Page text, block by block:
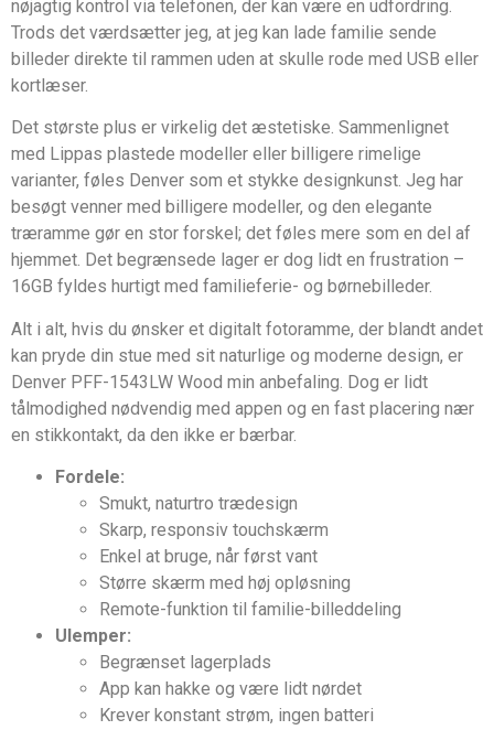
nøjagtig kontrol via telefonen, der kan være en udfordring.
Trods det værdsætter jeg, at jeg kan lade familie sende
billeder direkte til rammen uden at skulle rode med USB eller
kortlæser.
Det største plus er virkelig det æstetiske. Sammenlignet
med Lippas plastede modeller eller billigere rimelige
varianter, føles Denver som et stykke designkunst. Jeg har
besøgt venner med billigere modeller, og den elegante
træramme gør en stor forskel; det føles mere som en del af
hjemmet. Det begrænsede lager er dog lidt en frustration –
16GB fyldes hurtigt med familieferie- og børnebilleder.
Alt i alt, hvis du ønsker et digitalt fotoramme, der blandt andet
kan pryde din stue med sit naturlige og moderne design, er
Denver PFF-1543LW Wood min anbefaling. Dog er lidt
tålmodighed nødvendig med appen og en fast placering nær
en stikkontakt, da den ikke er bærbar.
Fordele:
Smukt, naturtro trædesign
Skarp, responsiv touchskærm
Enkel at bruge, når først vant
Større skærm med høj opløsning
Remote-funktion til familie-billeddeling
Ulemper:
Begrænset lagerplads
App kan hakke og være lidt nørdet
Krever konstant strøm, ingen batteri